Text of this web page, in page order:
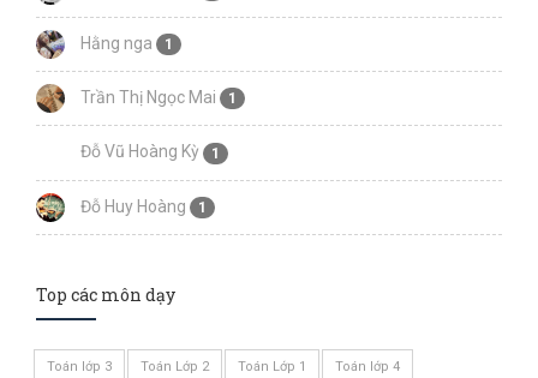
Hằng nga 1
Trần Thị Ngọc Mai 1
Đỗ Vũ Hoàng Kỳ 1
Đỗ Huy Hoàng 1
Top các môn dạy
Toán lớp 3 Toán Lớp 2 Toán Lớp 1 Toán lớp 4